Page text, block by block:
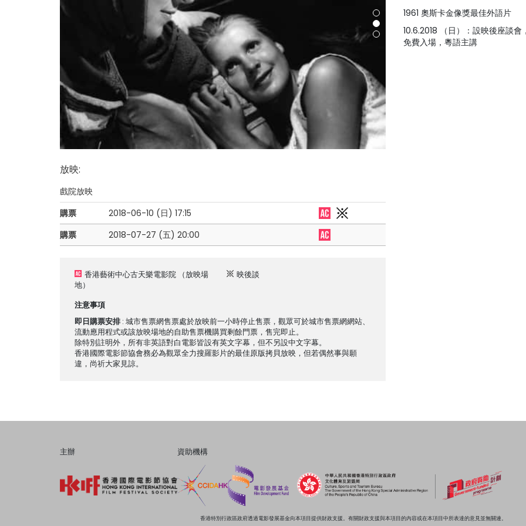
1961 奧斯卡金像獎最佳外語片
10.6.2018 （日）：設映後座談
免費入場，粵語主講
放映:
戲院放映
購票
2018-06-10 (日) 17:15
購票
2018-07-27 (五) 20:00
香港藝術中心古天樂電影院 （放映場
地）
映後談
注意事項
即日購票安排 : 城市售票網售票處於放映前一小時停止售票，觀眾可於城市售票網網站、
流動應用程式或該放映場地的自助售票機購買剩餘門票，售完即止。
除特別註明外，所有非英語對白電影皆設有英文字幕，但不另設中文字幕。
香港國際電影節協會務必為觀眾全力搜羅影片的最佳原版拷貝放映，但若偶然事與願
違，尚祈大家見諒。
主辦 資助機構
香港特別行政區政府透過電影發展基金向本項目提供財政支援。有關財政支援與本項目的內容或在本項目中所表達的意見並無關連。